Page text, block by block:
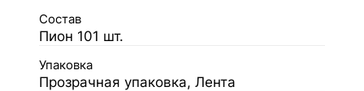
Состав
Пион 101 шт.
Упаковка
Прозрачная упаковка, Лента